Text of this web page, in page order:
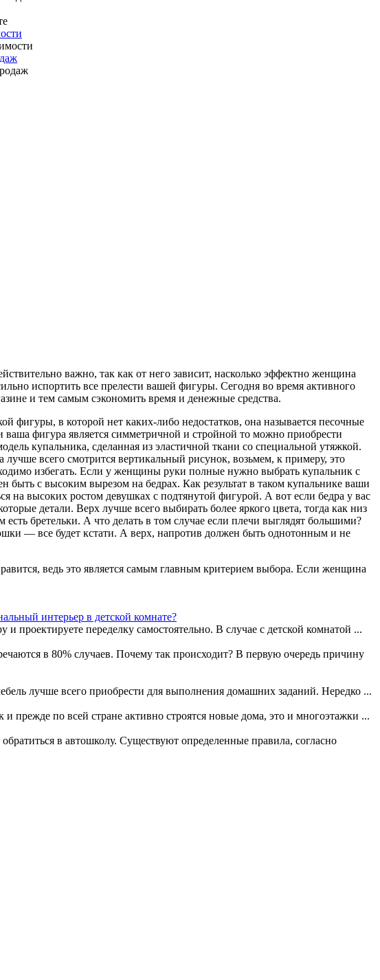
важно, так как от него зависит, насколько эффектно женщина
испортить все прелести вашей фигуры. Сегодня во время активного
и тем самым сэкономить время и денежные средства.
фигуры, в которой нет каких-либо недостатков, она называется песочные
фигура является симметричной и стройной то можно приобрести
купальника, сделанная из эластичной ткани со специальной утяжкой.
всего смотрится вертикальный рисунок, возьмем, к примеру, это
избегать. Если у женщины руки полные нужно выбрать купальник с
с высоким вырезом на бедрах. Как результат в таком купальнике ваши
на высоких ростом девушках c подтянутой фигурой. А вот если бедра у вас
детали. Верх лучше всего выбирать более яркого цвета, тогда как низ
бретельки. А что делать в том случае если плечи выглядят большими?
— все будет кстати. А верх, напротив должен быть однотонным и не
ведь это является самым главным критерием выбора. Если женщина
интерьер в детской комнате?
проектируете переделку самостоятельно. В случае с детской комнатой ...
в 80% случаев. Почему так происходит? В первую очередь причину
лучше всего приобрести для выполнения домашних заданий. Нередко ...
прежде по всей стране активно строятся новые дома, это и многоэтажки ...
в автошколу. Существуют определенные правила, согласно